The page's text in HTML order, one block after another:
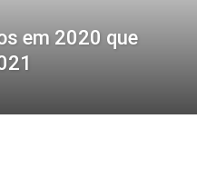
em 2020 que